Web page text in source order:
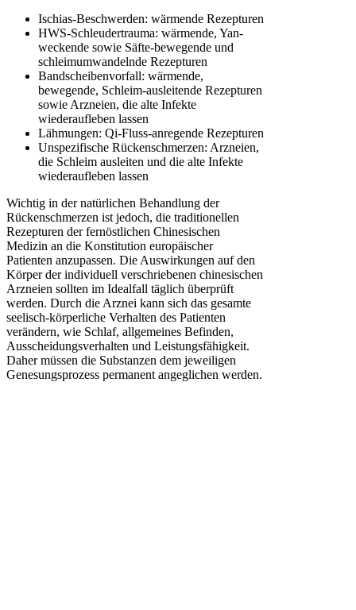
Ischias-Beschwerden: wärmende Rezepturen
HWS-Schleudertrauma: wärmende, Yan-
weckende sowie Säfte-bewegende und
schleimumwandelnde Rezepturen
Bandscheibenvorfall: wärmende,
bewegende, Schleim-ausleitende Rezepturen
sowie Arzneien, die alte Infekte
wiederaufleben lassen
Lähmungen: Qi-Fluss-anregende Rezepturen
Unspezifische Rückenschmerzen: Arzneien,
die Schleim ausleiten und die alte Infekte
wiederaufleben lassen
Wichtig in der natürlichen Behandlung der
Rückenschmerzen ist jedoch, die traditionellen
Rezepturen der fernöstlichen Chinesischen
Medizin an die Konstitution europäischer
Patienten anzupassen. Die Auswirkungen auf den
Körper der individuell verschriebenen chinesischen
Arzneien sollten im Idealfall täglich überprüft
werden. Durch die Arznei kann sich das gesamte
seelisch-körperliche Verhalten des Patienten
verändern, wie Schlaf, allgemeines Befinden,
Ausscheidungsverhalten und Leistungsfähigkeit.
Daher müssen die Substanzen dem jeweiligen
Genesungsprozess permanent angeglichen werden.